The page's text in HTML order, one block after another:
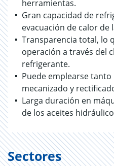
herramientas.
Gran capacidad de
evacuación de calor de
Transparencia total, lo
operación a través del
refrigerante.
Puede emplearse
mecanizado y
Larga duración en
de los aceites
Sectores